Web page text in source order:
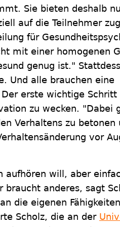
Sie bieten deshalb
auf die Teilnehmer
für
mit einer homogenen
genug ist."
Und alle brauchen eine
erste wichtige Schritt
zu wecken. "Dabei
Verhaltens zu betonen
vor
aufhören will, aber
anderes, sagt
die eigenen
Scholz, die an der